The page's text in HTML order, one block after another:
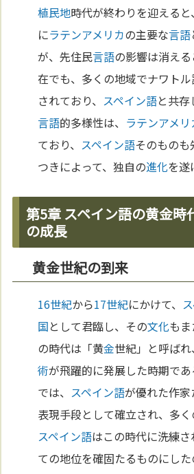
植民地時代が終わりを迎えると、
にラテンアメリカの主要な言語
が、先住民言語の影響は消え
在でも、多くの地域でナワト
されており、 スペイン語と共
言語的多様性は、 ラテンアメリ
ており、 スペイン語そのものも
つきによって、独自の進化を遂
第5章 スペイン語の黄金時
の成長
黄金世紀の到来
16世紀から17世紀にかけて、
国として君臨し、その文化も
の時代は「黄金世紀」と呼ばれ
術が飛躍的に発展した時期で
では、 スペイン語が優れた作
表現手段として確立され、多く
スペイン語はこの時代に洗練
ての地位を確固たるものにした